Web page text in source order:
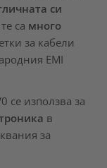
си
са много
за кабели
EMI
се използва за
в
за